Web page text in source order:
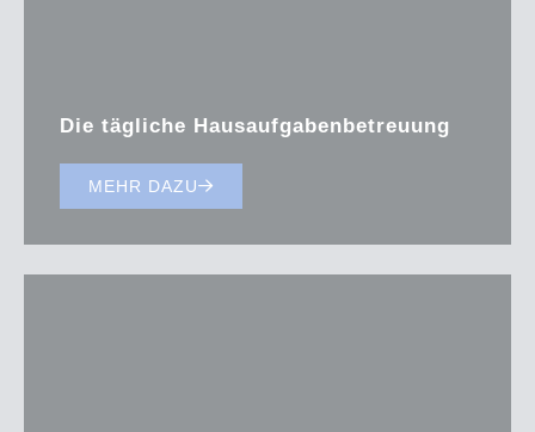
Die tägliche Hausaufgabenbetreuung
MEHR DAZU